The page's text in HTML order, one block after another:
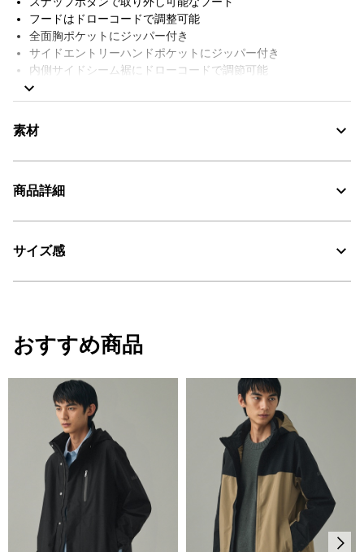
フードはドローコードで調整可能
全面胸ポケットにジッパー付き
サイドエントリーハンドポケットにジッパー付き
内側サイドシーム裾にドローコードで調節可能
内側にジッパー付きウェルトポケット 1 つ
左袖に AIGLE の刺繍
AIGLE FOR TOMORROW（再生素材や環境に配慮した生産背景を
持つ商品）
素材
MTD：透湿・防水
タンブル乾燥禁止。
アイロン仕上げ処理はできない。
ドライクリーニング処理ができない。
ウェットクリーニング処理ができる。：通常の処理
商品詳細
・色：アーバン (003)
サイズ感
XS
S 70
M 72
L
XL 76
おすすめ商品